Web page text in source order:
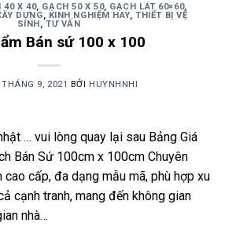
40 X 40, GẠCH 50 X 50, GẠCH LÁT 60×60,
DỰNG, KINH NGHIỆM HAY,THIẾT BỊ VỆ
SINH, TƯ VẤN
Bán sứ 100 x 100
9, 2021 BỞI HUYNHNHI
… vui lòng quay lại sau Bảng Giá
Bán Sứ 100cm x 100cm Chuyên
cấp, đa dạng mẫu mã, phù hợp xu
cạnh tranh, mang đến không gian
nhà…